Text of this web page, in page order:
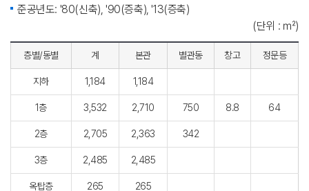
준공년도: '80(신축), '90(증축), '13(증축)
(단위 : ㎡)
층별/동별 계 본관 별관동 창고 정문등
지하 1,184 1,184
1층 3,532 2,710 750 8.8 64
2층 2,705 2,363 342
3층 2,485 2,485
옥탑층 265 265